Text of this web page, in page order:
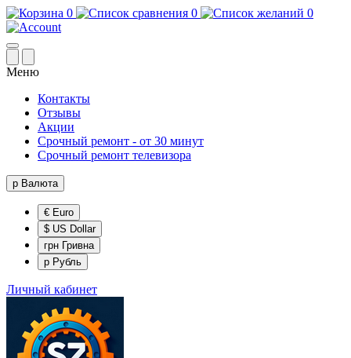
0 0 0
Меню
Контакты
Отзывы
Акции
Срочный ремонт - от 30 минут
Срочный ремонт телевизора
р Валюта
€ Euro
$ US Dollar
грн Гривна
р Рубль
Личный кабинет